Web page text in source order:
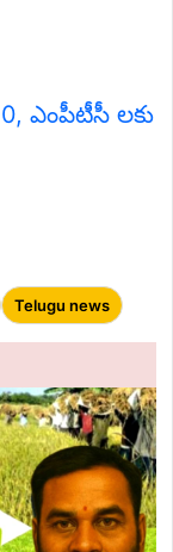
ఎంపీటీసీ లకు
Telugu news